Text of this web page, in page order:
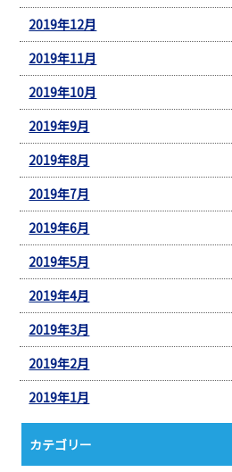
2019年12月
2019年11月
2019年10月
2019年9月
2019年8月
2019年7月
2019年6月
2019年5月
2019年4月
2019年3月
2019年2月
2019年1月
カテゴリー